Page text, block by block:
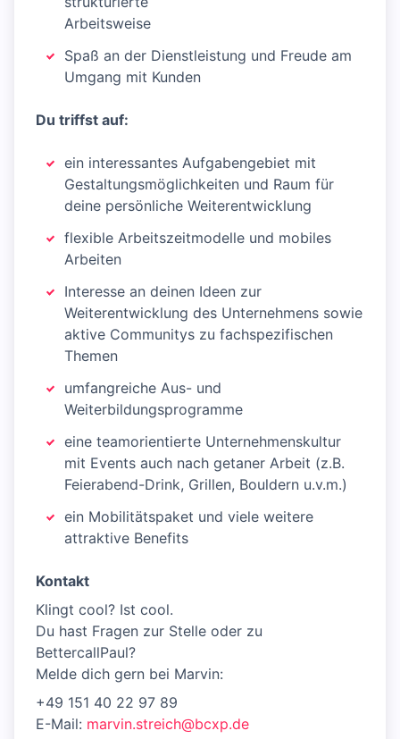
Arbeitsweise
Spaß an der Dienstleistung und Freude am
Umgang mit Kunden
Du triffst auf:
ein interessantes Aufgabengebiet mit
Gestaltungsmöglichkeiten und Raum für
deine persönliche Weiterentwicklung
flexible Arbeitszeitmodelle und mobiles
Arbeiten
Interesse an deinen Ideen zur
Weiterentwicklung des Unternehmens sowie
aktive Communitys zu fachspezifischen
Themen
umfangreiche Aus- und
Weiterbildungsprogramme
eine teamorientierte Unternehmenskultur
mit Events auch nach getaner Arbeit (z.B.
Feierabend-Drink, Grillen, Bouldern u.v.m.)
ein Mobilitätspaket und viele weitere
attraktive Benefits
Kontakt
Klingt cool? Ist cool.
Du hast Fragen zur Stelle oder zu
BettercallPaul?
Melde dich gern bei Marvin:
+49 151 40 22 97 89
E-Mail: marvin.streich@bcxp.de